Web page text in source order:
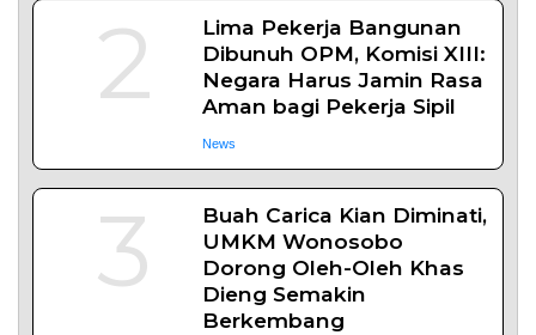
2
Lima Pekerja Bangunan
Dibunuh OPM, Komisi XIII:
Negara Harus Jamin Rasa
Aman bagi Pekerja Sipil
News
3
Buah Carica Kian Diminati,
UMKM Wonosobo
Dorong Oleh-Oleh Khas
Dieng Semakin
Berkembang